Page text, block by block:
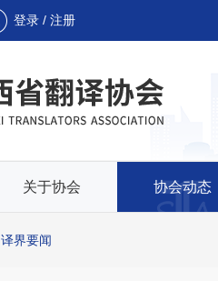
登录 / 注册
关于协会 协会动态
译界要闻